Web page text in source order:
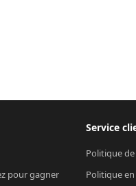
pour gagner
Service
Politique
Politique